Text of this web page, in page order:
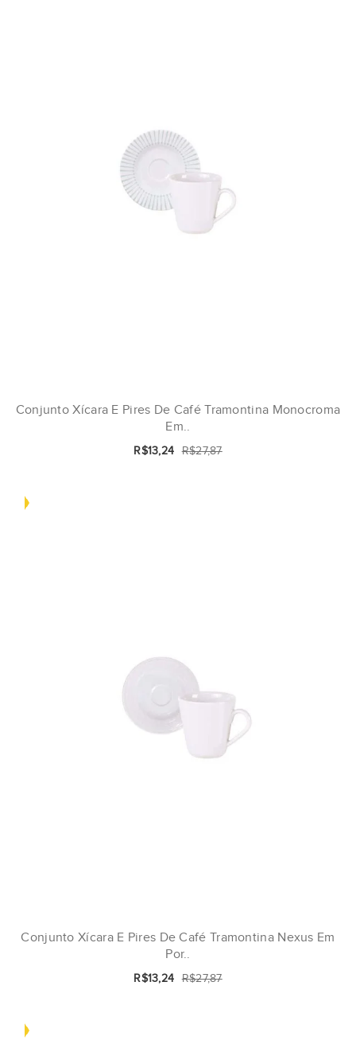
Conjunto Xícara E Pires De Café Tramontina Monocroma
Em..
R$13,24 R$27,87
Conjunto Xícara E Pires De Café Tramontina Nexus Em
Por..
R$13,24 R$27,87